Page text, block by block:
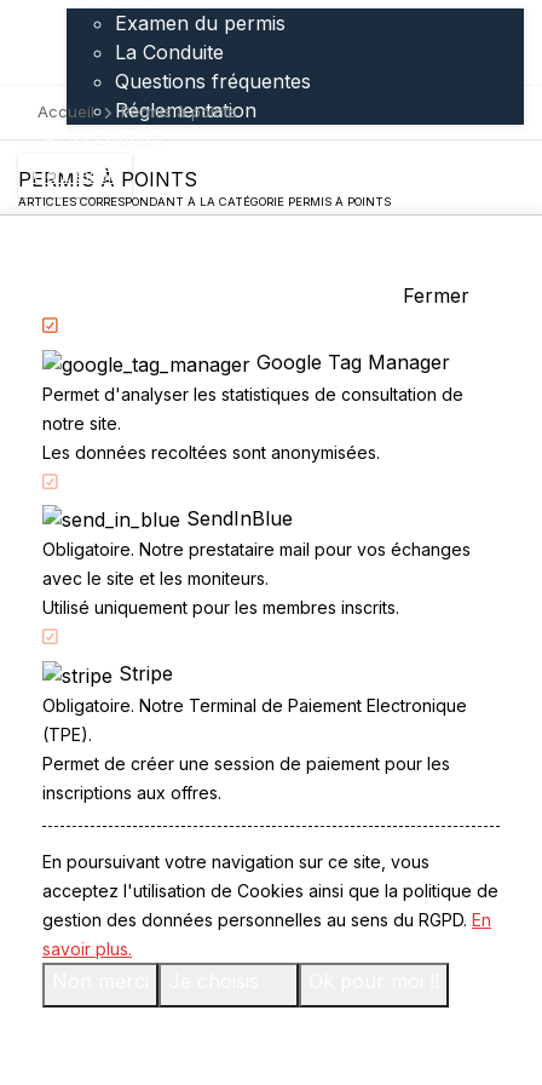
Examen du permis
La Conduite
Questions fréquentes
Réglementation
Inscription
Connexion
Accueil Permis à points
PERMIS À POINTS
ARTICLES CORRESPONDANT À LA CATÉGORIE PERMIS À POINTS
Accueil
Code de la route
Partenaires
Permis à points
CandidatLibre.net
Conditions générales
Contact
Examen du permis
Questions fréquentes
Réglementation
© 2026 Atila SAS
Fermer
Google Tag Manager
Permet d'analyser les statistiques de consultation de
notre site.
Les données recoltées sont anonymisées.
SendInBlue
Obligatoire. Notre prestataire mail pour vos échanges
avec le site et les moniteurs.
Utilisé uniquement pour les membres inscrits.
Stripe
Obligatoire. Notre Terminal de Paiement Electronique
(TPE).
Permet de créer une session de paiement pour les
inscriptions aux offres.
En poursuivant votre navigation sur ce site, vous
acceptez l'utilisation de Cookies ainsi que la politique de
gestion des données personnelles au sens du RGPD. En
savoir plus.